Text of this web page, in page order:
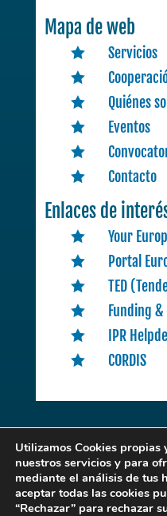
Mapa de web
 Servicios

 Quiénes
 Eventos

 Contacto
Enlaces de
 Your
 Portal
 TED
 Funding &
 IPR
 CORDIS
EENCLM. © 2022 |
Utilizamos Cookies
nuestros servicios y para
mediante el análisis de tus
aceptar todas las cookies
“Rechazar” para rechazar